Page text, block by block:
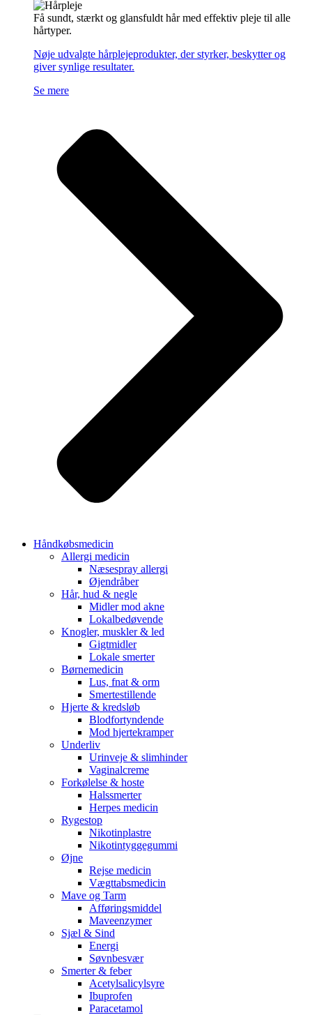
Få sundt, stærkt og glansfuldt hår med effektiv pleje til alle
hårtyper.
Nøje udvalgte hårplejeprodukter, der styrker, beskytter og
giver synlige resultater.
Se mere
Håndkøbsmedicin
Allergi medicin
Næsespray allergi
Øjendråber
Hår, hud & negle
Midler mod akne
Lokalbedøvende
Knogler, muskler & led
Gigtmidler
Lokale smerter
Børnemedicin
Lus, fnat & orm
Smertestillende
Hjerte & kredsløb
Blodfortyndende
Mod hjertekramper
Underliv
Urinveje & slimhinder
Vaginalcreme
Forkølelse & hoste
Halssmerter
Herpes medicin
Rygestop
Nikotinplastre
Nikotintyggegummi
Øjne
Rejse medicin
Vægttabsmedicin
Mave og Tarm
Afføringsmiddel
Maveenzymer
Sjæl & Sind
Energi
Søvnbesvær
Smerter & feber
Acetylsalicylsyre
Ibuprofen
Paracetamol